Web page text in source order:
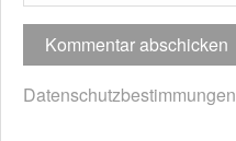
Datenschutzbestimmungen